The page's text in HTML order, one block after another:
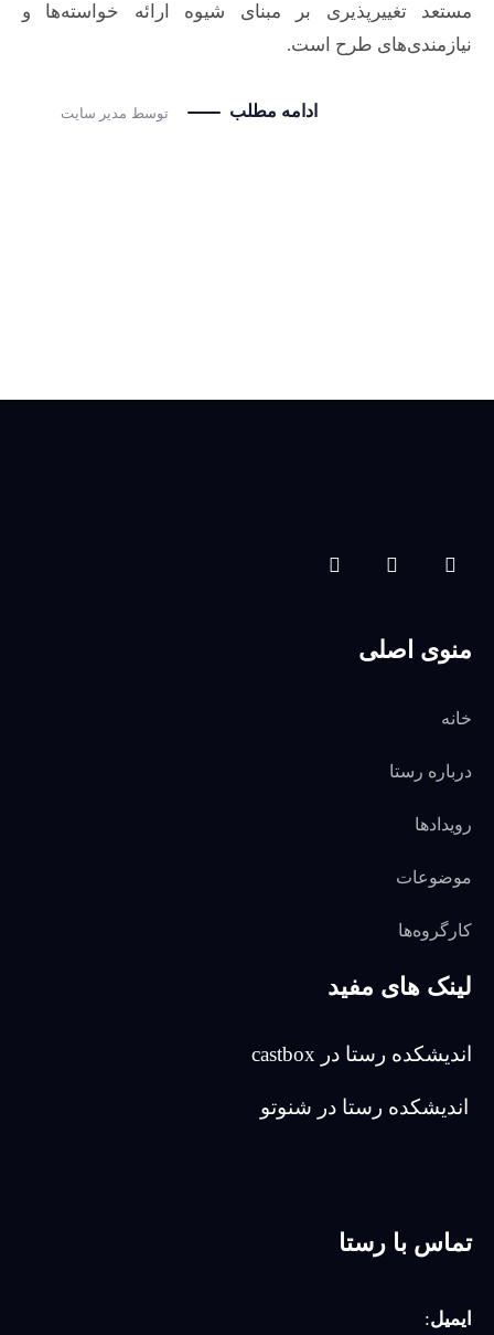
مستعد تغییرپذیری بر مبنای شیوه ارائه خواسته‌ها و
نیازمندی‌های طرح است.
توسط مدیر سایت ادامه مطلب
منوی اصلی
خانه
درباره رستا
رویدادها
موضوعات
کارگروه‌ها
لینک های مفید
اندیشکده رستا در castbox
اندیشکده رستا در شنوتو
تماس با رستا
ایمیل: